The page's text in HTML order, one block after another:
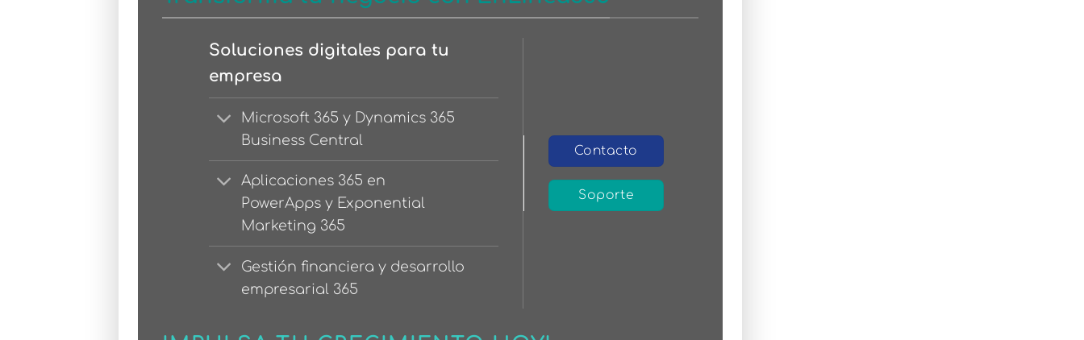
Soluciones digitales para tu
empresa
Microsoft 365 y Dynamics 365
Business Central
Aplicaciones 365 en
PowerApps y Exponential
Marketing 365
Gestión financiera y desarrollo
empresarial 365
Contacto
Soporte